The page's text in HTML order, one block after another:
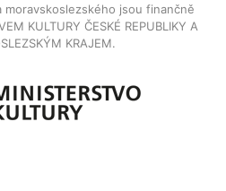
jsou finančně
KULTURY ČESKÉ REPUBLIKY A
KRAJEM.